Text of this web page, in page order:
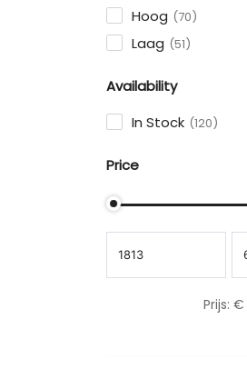
Hoog
70
Laag 51
Availability
In Stock 120
Price
Prijs: €